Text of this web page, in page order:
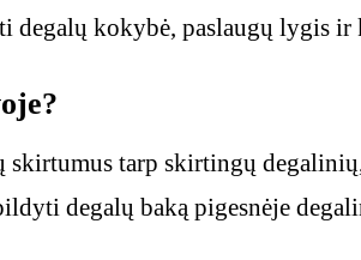
degalų kokybė, paslaugų lygis
tarp skirtingų
degalų baką pigesnėje